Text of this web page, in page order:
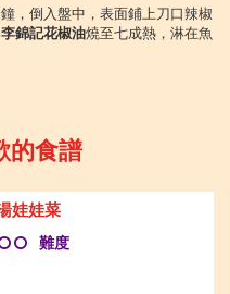
，倒入盤中，表面鋪上刀口辣椒
李錦記花椒油燒至七成熱，淋在魚
的食譜
娃娃菜
難度